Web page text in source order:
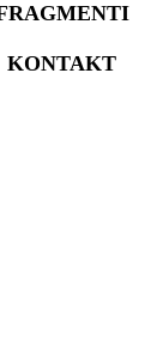
KONTAKT